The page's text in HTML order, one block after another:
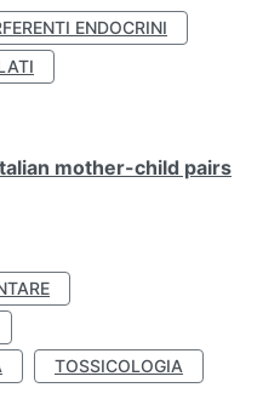
ENDOCRINI
mother-child pairs
TOSSICOLOGIA